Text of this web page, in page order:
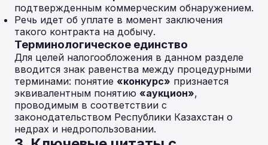
подтвержденным коммерческим обнаружением.
Речь идет об уплате в момент заключения
такого контракта на добычу.
Терминологическое единство
Для целей налогообложения в данном разделе
вводится знак равенства между процедурными
терминами: понятие «конкурс» признается
эквивалентным понятию «аукцион»,
проводимым в соответствии с
законодательством Республики Казахстан о
недрах и недропользовании.